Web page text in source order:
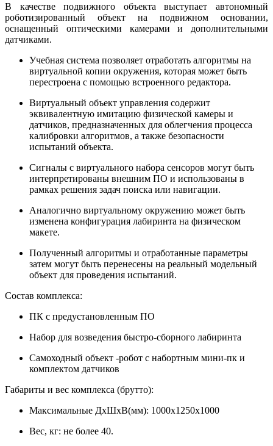
В качестве подвижного объекта выступает автономный
роботизированный объект на подвижном основании,
оснащенный оптическими камерами и дополнительными
датчиками.
Учебная система позволяет отработать алгоритмы на
виртуальной копии окружения, которая может быть
перестроена с помощью встроенного редактора.
Виртуальный объект управления содержит
эквивалентную имитацию физической камеры и
датчиков, предназначенных для облегчения процесса
калибровки алгоритмов, а также безопасности
испытаний объекта.
Сигналы с виртуального набора сенсоров могут быть
интерпретированы внешним ПО и использованы в
рамках решения задач поиска или навигации.
Аналогично виртуальному окружению может быть
изменена конфигурация лабиринта на физическом
макете.
Полученный алгоритмы и отработанные параметры
затем могут быть перенесены на реальный модельный
объект для проведения испытаний.
Состав комплекса:
ПК с предустановленным ПО
Набор для возведения быстро-сборного лабиринта
Самоходный объект -робот с набортным мини-пк и
комплектом датчиков
Габариты и вес комплекса (брутто):
Максимальные ДхШхВ(мм): 1000x1250x1000
Вес, кг: не более 40.